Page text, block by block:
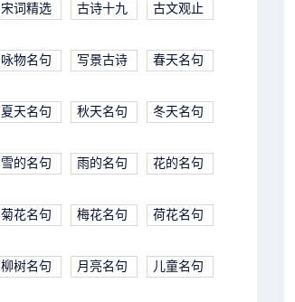
宋词精选 古诗十九 古文观止
咏物名句 写景古诗 春天名句
夏天名句 秋天名句 冬天名句
雪的名句 雨的名句 花的名句
菊花名句 梅花名句 荷花名句
柳树名句 月亮名句 儿童名句